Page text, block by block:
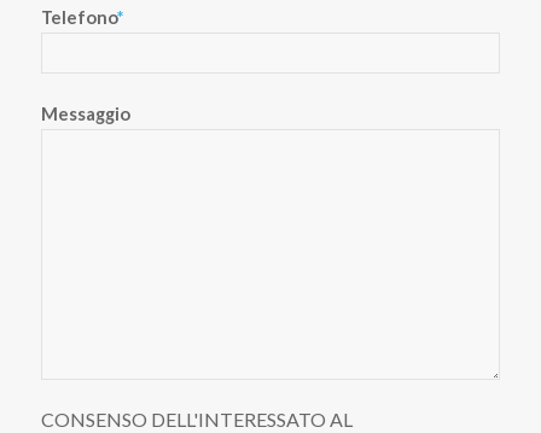
Telefono*
Messaggio
CONSENSO DELL'INTERESSATO AL